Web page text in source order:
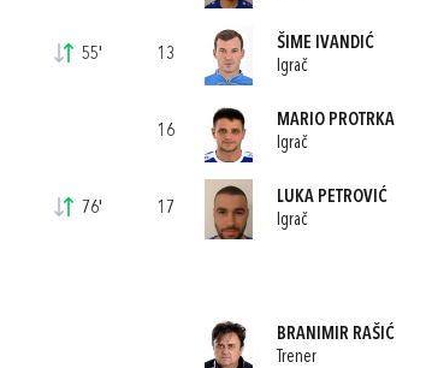
55'
76'
13
ŠIME IVANDIĆ
Igrač
16
MARIO PROTRKA
Igrač
17
LUKA PETROVIĆ
Igrač
BRANIMIR RAŠIĆ
Trener